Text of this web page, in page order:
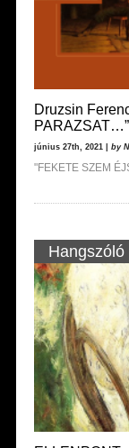
Druzsin
június 27th, 2021 | by
"FEKETE SZEM
Hangszóló